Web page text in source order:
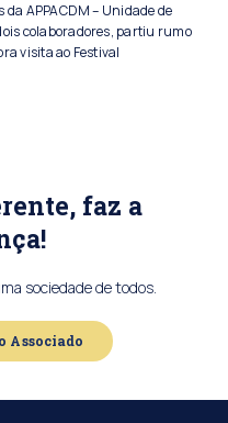
APPACDM – Unidade de
colaboradores, partiu rumo
visita ao Festival
faz a
sociedade de todos.
Associado